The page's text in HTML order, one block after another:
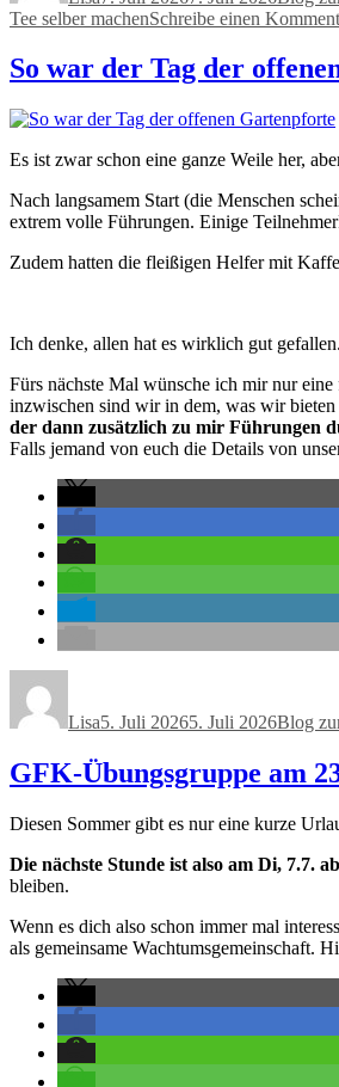
Tee selber machenSchreibe einen
So war der Tag der
Es ist zwar schon eine ganze Weile her,
Nach langsamem Start (die Menschen
extrem volle Führungen. Einige
Zudem hatten die fleißigen Helfer mit
Ich denke, allen hat es wirklich gut gefallen.
Fürs nächste Mal wünsche ich mir nur
inzwischen sind wir in dem, was wir
der dann zusätzlich zu mir Führungen
Falls jemand von euch die Details von
Lisa5. Juli 20265. Juli 2026Blog
GFK-Übungsgruppe am
Diesen Sommer gibt es nur eine kurze
Die nächste Stunde ist also am Di, 7.7.
bleiben.
Wenn es dich also schon immer mal
als gemeinsame Wachtumsgemeinschaft.